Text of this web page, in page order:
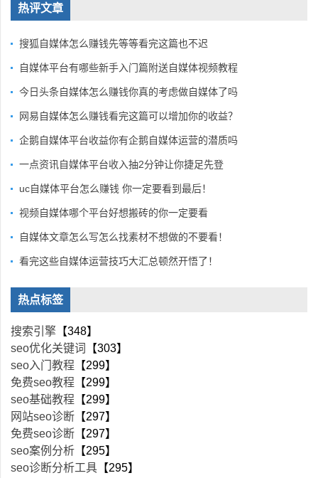
热评文章
搜狐自媒体怎么赚钱先等等看完这篇也不迟
自媒体平台有哪些新手入门篇附送自媒体视频教程
今日头条自媒体怎么赚钱你真的考虑做自媒体了吗
网易自媒体怎么赚钱看完这篇可以增加你的收益？
企鹅自媒体平台收益你有企鹅自媒体运营的潜质吗
一点资讯自媒体平台收入抽2分钟让你捷足先登
uc自媒体平台怎么赚钱 你一定要看到最后！
视频自媒体哪个平台好想搬砖的你一定要看
自媒体文章怎么写怎么找素材不想做的不要看！
看完这些自媒体运营技巧大汇总顿然开悟了！
热点标签
搜索引擎 【348】
seo优化关键词
【303】
seo入门教程 【299】
免费seo教程 【299】
seo基础教程 【299】
网站seo诊断 【297】
免费seo诊断 【297】
seo案例分析 【295】
seo诊断分析工具 【295】